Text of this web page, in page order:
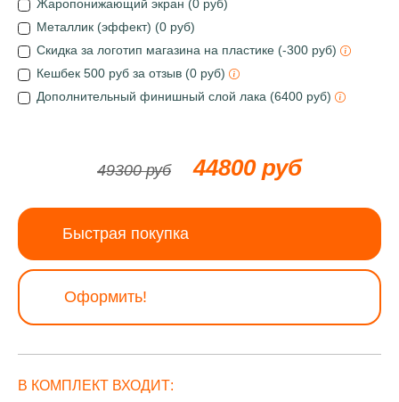
Жаропонижающий экран (0 руб)
Металлик (эффект) (0 руб)
Скидка за логотип магазина на пластике (-300 руб)
Кешбек 500 руб за отзыв (0 руб)
Дополнительный финишный слой лака (6400 руб)
49300 руб 44800 руб
Быстрая покупка
Оформить!
В КОМПЛЕКТ ВХОДИТ: